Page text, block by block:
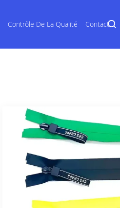
Contrôle De La Qualité Contact